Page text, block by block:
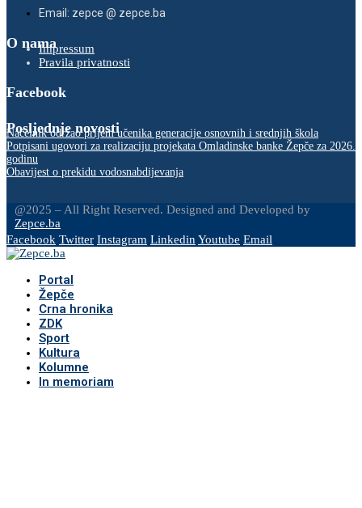
Email: zepce @ zepce.ba
O namaImpressum
Pravila privatnosti
Facebook
Posljednje novosti
Načelnik održao prijem učenika generacije osnovnih i srednjih škola
Potpisani ugovori za realizaciju projekata Omladinske banke Žepče za 2026.
godinu
Obavijest o prekidu vodosnabdijevanja
@2025 – All Right Reserved. Designed and Developed by
Zepce.ba
Facebook Twitter Instagram Linkedin Youtube Email
Portal
Žepče
Crna hronika
ZDK
Sport
Kultura
Kolumne
In memoriam